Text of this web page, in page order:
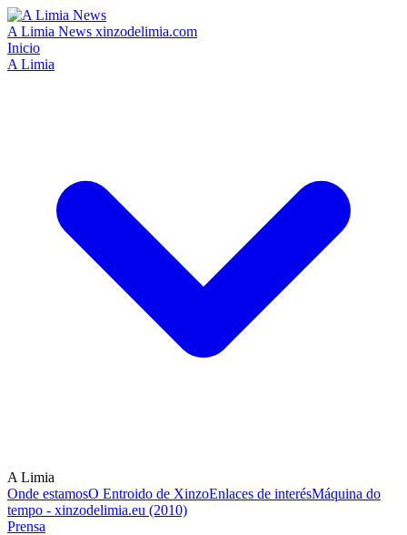
A Limia News xinzodelimia.com
Inicio
A Limia
A Limia
Onde estamosO Entroido de XinzoEnlaces de interésMáquina do
tempo - xinzodelimia.eu (2010)
Prensa